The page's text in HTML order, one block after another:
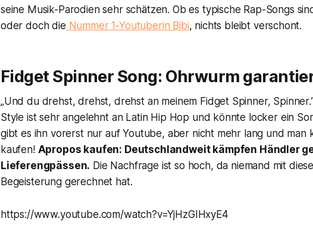
seine Musik-Parodien sehr schätzen. Ob es typische Rap-Songs
oder doch die Nummer 1‑Youtuberin Bibi, nichts bleibt verschont.
Fidget Spinner Song: Ohrwurm
„Und du drehst, drehst, drehst an meinem Fidget Spinner, Spinner.
Style ist sehr angelehnt an Latin Hip Hop und könnte locker ein
gibt es ihn vorerst nur auf Youtube, aber nicht mehr lang und man
kaufen! Apropos kaufen: Deutschlandweit kämpfen Händler
Lieferengpässen. Die Nachfrage ist so hoch, da niemand mit
Begeisterung gerechnet hat.
https://www.youtube.com/watch?v=YjHzGIHxyE4